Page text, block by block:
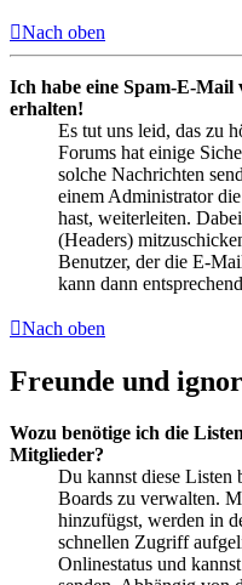
Nach oben
Ich habe eine Spam-E-Mail
erhalten!
Es tut uns leid, das zu
Forums hat einige
solche Nachrichten
einem Administrator
hast, weiterleiten.
(Headers)
Benutzer, der die E-
kann dann
Nach oben
Freunde und
Wozu benötige ich die
Mitglieder?
Du kannst diese Listen
Boards zu verwalten.
hinzufügst, werden in
schnellen Zugriff
Onlinestatus und